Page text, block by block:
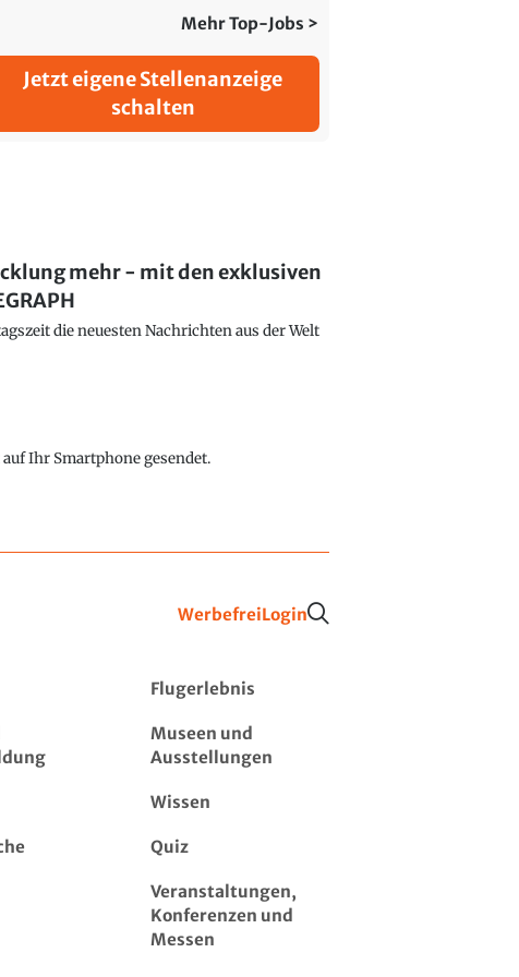
Mehr Top-Jobs >
Jetzt eigene Stellenanzeige
schalten
mehr - mit den exklusiven
die neuesten Nachrichten aus der Welt
Ihr Smartphone gesendet.
WerbefreiLogin
Flugerlebnis
Museen und
Ausstellungen
Wissen
Quiz
Veranstaltungen,
Konferenzen und
Messen